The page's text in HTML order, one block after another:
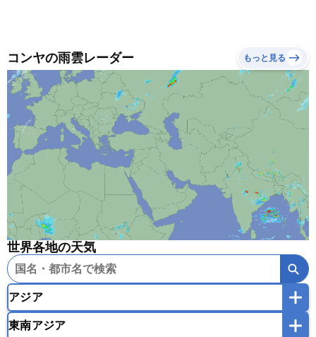
コンヤの雨雲レーダー もっと見る
世界各地の天気
アジア
韓国
東南アジア